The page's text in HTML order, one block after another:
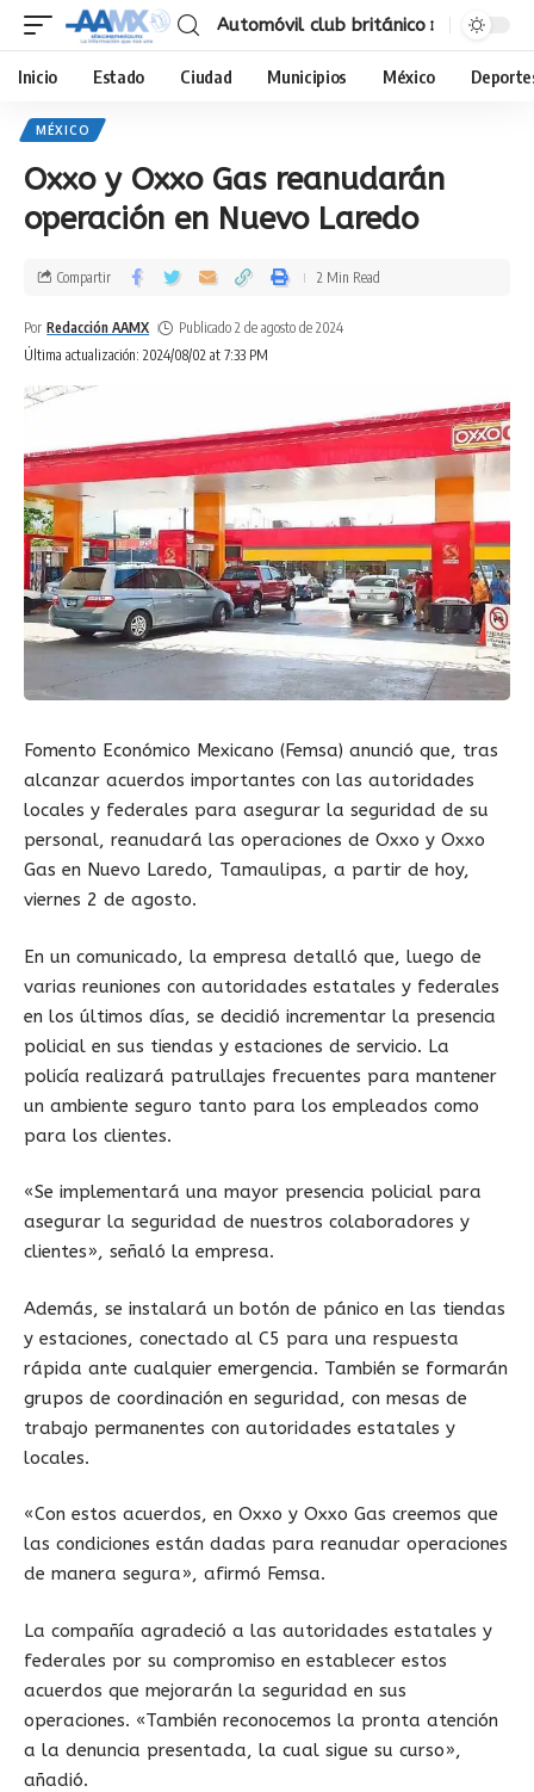
Automóvil club británico
Inicio Estado Ciudad Municipios México
MÉXICO
Oxxo y Oxxo Gas reanudarán
operación en Nuevo Laredo
Última actualización: 2024/08/02 at 7:33 PM
Por Redacción AAMX Publicado 2 de agosto de 2024
Compartir 2 Min Read
Fomento Económico Mexicano (Femsa) anunció que, tras
alcanzar acuerdos importantes con las autoridades
locales y federales para asegurar la seguridad de su
personal, reanudará las operaciones de Oxxo y Oxxo
Gas en Nuevo Laredo, Tamaulipas, a partir de hoy,
viernes 2 de agosto.
En un comunicado, la empresa detalló que, luego de
varias reuniones con autoridades estatales y federales
en los últimos días, se decidió incrementar la presencia
policial en sus tiendas y estaciones de servicio. La
policía realizará patrullajes frecuentes para mantener
un ambiente seguro tanto para los empleados como
para los clientes.
«Se implementará una mayor presencia policial para
asegurar la seguridad de nuestros colaboradores y
clientes», señaló la empresa.
Además, se instalará un botón de pánico en las tiendas
y estaciones, conectado al C5 para una respuesta
rápida ante cualquier emergencia. También se formarán
grupos de coordinación en seguridad, con mesas de
trabajo permanentes con autoridades estatales y
locales.
«Con estos acuerdos, en Oxxo y Oxxo Gas creemos que
las condiciones están dadas para reanudar operaciones
de manera segura», afirmó Femsa.
La compañía agradeció a las autoridades estatales y
federales por su compromiso en establecer estos
acuerdos que mejorarán la seguridad en sus
operaciones. «También reconocemos la pronta atención
a la denuncia presentada, la cual sigue su curso»,
añadió.